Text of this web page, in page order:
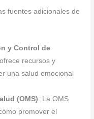
fuentes adicionales de
y Control de
recursos y
una salud emocional
(OMS): La OMS
promover el